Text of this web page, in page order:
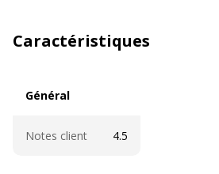
Caractéristiques
Général
Notes client 4.5